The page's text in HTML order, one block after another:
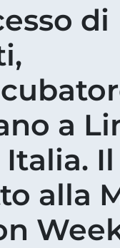
di
a
Il
alla